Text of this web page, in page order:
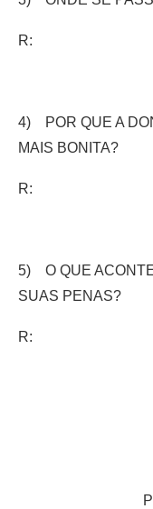
R:
4) POR QUE A
MAIS BONITA?
R:
5) O QUE
SUAS PENAS?
R: